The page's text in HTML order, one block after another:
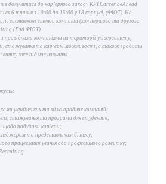
долучитися до кар’єрного заходу KPI Career beAhead
6 травня з 10:00 до 15:00 у 18 корпусі, (ФІОТ). На
виставкові стенди компаній (хол першого та другого
(Хаб ФІОТ).
компаніями на території університету,
стажування та кар’єрні можливості, а також зробити
вже під час навчання.
українських та міжнародних компаній;
стажування та програми для студентів;
побудови кар’єри;
та представникам бізнесу;
працевлаштування або професійного розвитку;